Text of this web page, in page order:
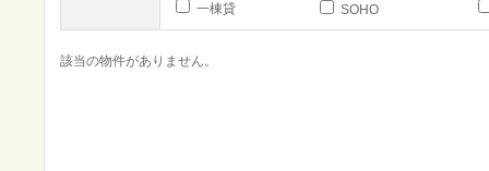
一棟貸 SOHO
該当の物件がありません。